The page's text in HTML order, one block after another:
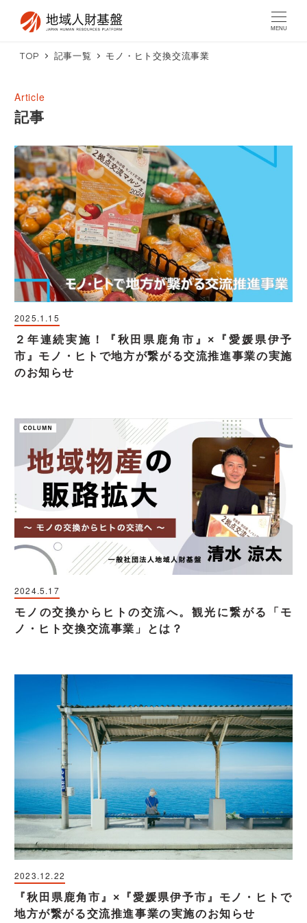
MENU
TOP 記事一覧 モノ・ヒト交換交流事業
記事
2025.1.15
２年連続実施！『秋田県鹿角市』×『愛媛県伊予
市』モノ・ヒトで地方が繋がる交流推進事業の実施
のお知らせ
2024.5.17
モノの交換からヒトの交流へ。観光に繋がる「モ
ノ・ヒト交換交流事業」とは？
2023.12.22
『秋田県鹿角市』×『愛媛県伊予市』モノ・ヒトで
地方が繋がる交流推進事業の実施のお知らせ